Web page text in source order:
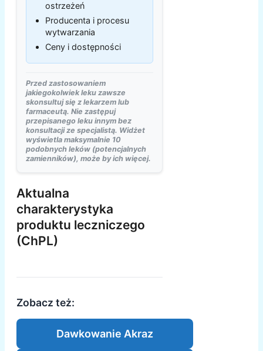
ostrzeżeń
Producenta i procesu
wytwarzania
Ceny i dostępności
Przed zastosowaniem
jakiegokolwiek leku zawsze
skonsultuj się z lekarzem lub
farmaceutą. Nie zastępuj
przepisanego leku innym bez
konsultacji ze specjalistą. Widżet
wyświetla maksymalnie 10
podobnych leków (potencjalnych
zamienników), może by ich więcej.
Aktualna
charakterystyka
produktu leczniczego
(ChPL)
Zobacz też:
Dawkowanie Akraz